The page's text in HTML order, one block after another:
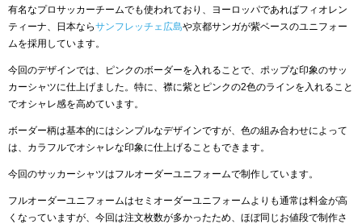
有名なプロサッカーチームでも使われており、ヨーロッパであればフィオレン
ティーナ、日本ならサンフレッチェ広島や京都サンガが紫ベースのユニフォー
ムを採用しています。
今回のデザインでは、ピンクのボーダーを入れることで、ポップな印象のサッ
カーシャツに仕上げました。特に、襟に紫とピンクの2色のラインを入れること
でオシャレ感を高めています。
ボーダー柄は基本的にはシンプルなデザインですが、色の組み合わせによって
は、カラフルでオシャレな印象に仕上げることもできます。
今回のサッカーシャツはフルオーダーユニフォームで制作しています。
フルオーダーユニフォームはセミオーダーユニフォームよりも通常は料金が高
くなっていますが、今回は注文枚数が多かったため、ほぼ同じお値段で制作さ